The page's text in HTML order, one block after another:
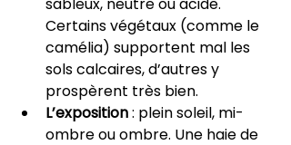
Certains végétaux (comme le
camélia) supportent mal les
sols calcaires, d’autres y
prospèrent très bien.
L’exposition : plein soleil, mi-
ombre ou ombre. Une haie de